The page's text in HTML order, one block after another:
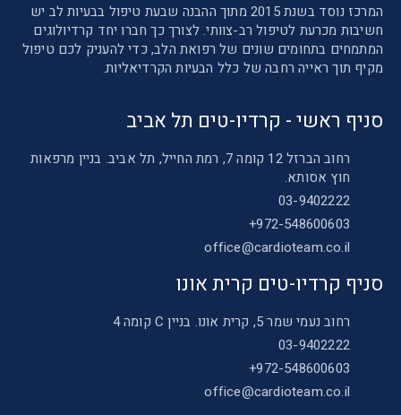
המרכז נוסד בשנת 2015 מתוך ההבנה שבעת טיפול בבעיות לב יש
חשיבות מכרעת לטיפול רב-צוותי. לצורך כך חברו יחד קרדיולוגים
המתמחים בתחומים שונים של רפואת הלב, כדי להעניק לכם טיפול
מקיף תוך ראייה רחבה של כלל הבעיות הקרדיאליות.
סניף ראשי - קרדיו-טים תל אביב
רחוב הברזל 12 קומה 7, רמת החייל, תל אביב. בניין מרפאות
חוץ אסותא.
03-9402222
972-548600603+
office@cardioteam.co.il
סניף קרדיו-טים קרית אונו
רחוב נעמי שמר 5, קרית אונו. בניין C קומה 4
03-9402222
972-548600603+
office@cardioteam.co.il